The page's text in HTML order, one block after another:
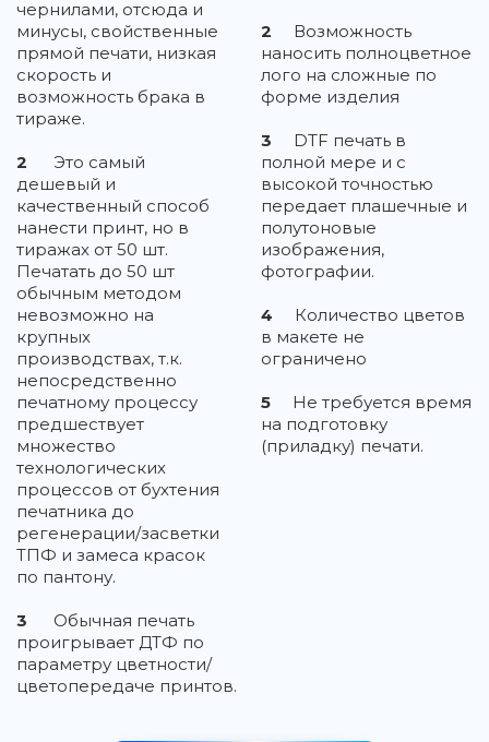
чернилами, отсюда и
минусы, свойственные
прямой печати, низкая
скорость и
возможность брака в
тираже.
2
Это самый
дешевый и
качественный способ
нанести принт, но в
тиражах от 50 шт.
Печатать до 50 шт
обычным методом
невозможно на
крупных
производствах, т.к.
непосредственно
печатному процессу
предшествует
множество
технологических
процессов от бухтения
печатника до
регенерации/засветки
ТПФ и замеса красок
по пантону.
3
Обычная печать
проигрывает ДТФ по
параметру цветности/
цветопередаче принтов.
2
Возможность
наносить полноцветное
лого на сложные по
форме изделия
3
DTF печать в
полной мере и с
высокой точностью
передает плашечные и
полутоновые
изображения,
фотографии.
4
Количество цветов
в макете не
ограничено
5
Не требуется время
на подготовку
(приладку) печати.